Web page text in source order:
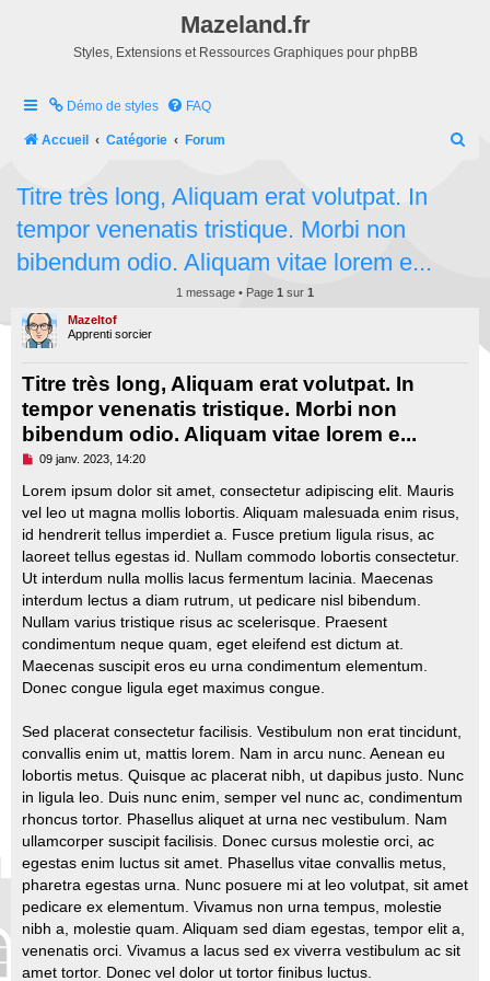
Mazeland.fr
Styles, Extensions et Ressources Graphiques pour phpBB
Démo de styles FAQ
Accueil Catégorie Forum
Titre très long, Aliquam erat volutpat. In
tempor venenatis tristique. Morbi non
bibendum odio. Aliquam vitae lorem e...
1 message • Page 1 sur 1
Mazeltof
Apprenti sorcier
Titre très long, Aliquam erat volutpat. In
tempor venenatis tristique. Morbi non
bibendum odio. Aliquam vitae lorem e...
M
s
s
a
g
e
n
o
n
l
09 janv. 2023, 14:20
Lorem ipsum dolor sit amet, consectetur adipiscing elit. Mauris
vel leo ut magna mollis lobortis. Aliquam malesuada enim risus,
id hendrerit tellus imperdiet a. Fusce pretium ligula risus, ac
laoreet tellus egestas id. Nullam commodo lobortis consectetur.
Ut interdum nulla mollis lacus fermentum lacinia. Maecenas
interdum lectus a diam rutrum, ut pedicare nisl bibendum.
Nullam varius tristique risus ac scelerisque. Praesent
condimentum neque quam, eget eleifend est dictum at.
Maecenas suscipit eros eu urna condimentum elementum.
Donec congue ligula eget maximus congue.
Sed placerat consectetur facilisis. Vestibulum non erat tincidunt,
convallis enim ut, mattis lorem. Nam in arcu nunc. Aenean eu
lobortis metus. Quisque ac placerat nibh, ut dapibus justo. Nunc
in ligula leo. Duis nunc enim, semper vel nunc ac, condimentum
rhoncus tortor. Phasellus aliquet at urna nec vestibulum. Nam
ullamcorper suscipit facilisis. Donec cursus molestie orci, ac
egestas enim luctus sit amet. Phasellus vitae convallis metus,
pharetra egestas urna. Nunc posuere mi at leo volutpat, sit amet
pedicare ex elementum. Vivamus non urna tempus, molestie
nibh a, molestie quam. Aliquam sed diam egestas, tempor elit a,
venenatis orci. Vivamus a lacus sed ex viverra vestibulum ac sit
amet tortor. Donec vel dolor ut tortor finibus luctus.